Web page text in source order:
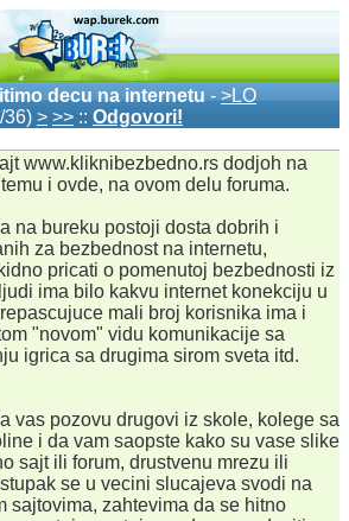
decu na internetu - >LO
36) > >> :: Odgovori!
www.kliknibezbedno.rs dodjoh na
i ovde, na ovom delu foruma.
na bureku postoji dosta dobrih i
za bezbednost na internetu,
pricati o pomenutoj bezbednosti iz
ima bilo kakvu internet konekciju u
mali broj korisnika ima i
"novom" vidu komunikacije sa
igrica sa drugima sirom sveta itd.
vas pozovu drugovi iz skole, kolege sa
i da vam saopste kako su vase slike
sajt ili forum, drustvenu mrezu ili
se u vecini slucajeva svodi na
sajtovima, zahtevima da se hitno